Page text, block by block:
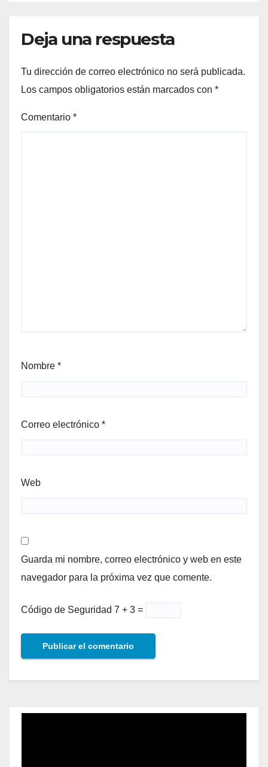
Deja una respuesta
Tu dirección de correo electrónico no será publicada.
Los campos obligatorios están marcados con *
Comentario *
Nombre *
Correo electrónico *
Web
Guarda mi nombre, correo electrónico y web en este
navegador para la próxima vez que comente.
Código de Seguridad 7 + 3 =